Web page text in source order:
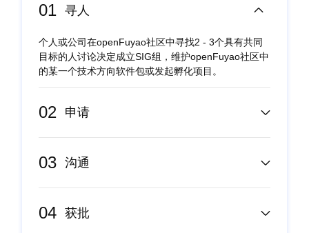
01 寻人
个人或公司在openFuyao社区中寻找2 - 3个具有共同
目标的人讨论决定成立SIG组，维护openFuyao社区中
的某一个技术方向软件包或发起孵化项目。
02 申请
03 沟通
04 获批